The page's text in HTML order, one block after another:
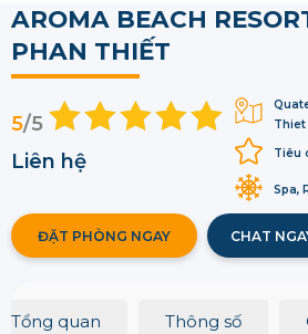
AROMA BEACH
PHAN THIẾT
Thiet
Tiêu
Spa,
5/5
Liên hệ
ĐẶT PHÒNG NGAY CHAT
Tổng quan Thông số